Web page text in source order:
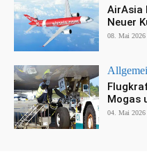
AirAsia
Neuer
08. Mai 2026
Mogas
04. Mai 2026